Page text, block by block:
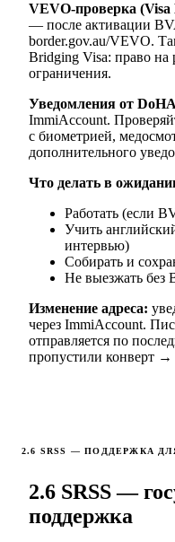
VEVO-проверка
— после активации
border.gov.au/VEVO.
Bridging Visa: право на
ограничения.
Уведомления от
ImmiAccount.
с биометрией,
дополнительного
Что делать в
Работать (если
Учить
интервью)
Собирать и
Не выезжать без
Изменение адреса:
через ImmiAccount.
отправляется по
пропустили конверт
2.6 SRSS — ПОДДЕРЖКА
2.6 SRSS —
поддержка